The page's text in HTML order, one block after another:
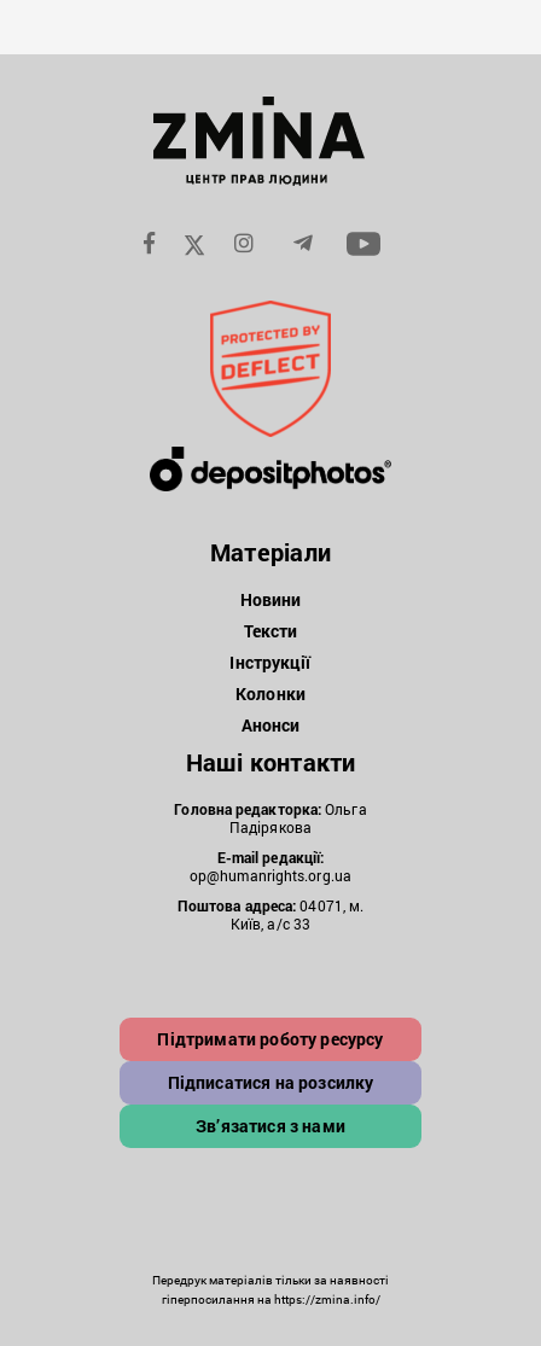
Матеріали
Новини
Тексти
Інструкції
Колонки
Анонси
Наші контакти
Головна редакторка:Ольга
Падірякова
E-mail редакції:
op@humanrights.org.ua
Поштова адреса:04071, м.
Київ, а/с 33
Підтримати роботу ресурсу
Підписатися на розсилку
Зв’язатися з нами
Передрук матеріалів тільки за наявності
гіперпосилання на https://zmina.info/